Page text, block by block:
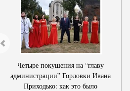
Четыре покушения на “главу
администрации” Горловки Ивана
Приходько: как это было